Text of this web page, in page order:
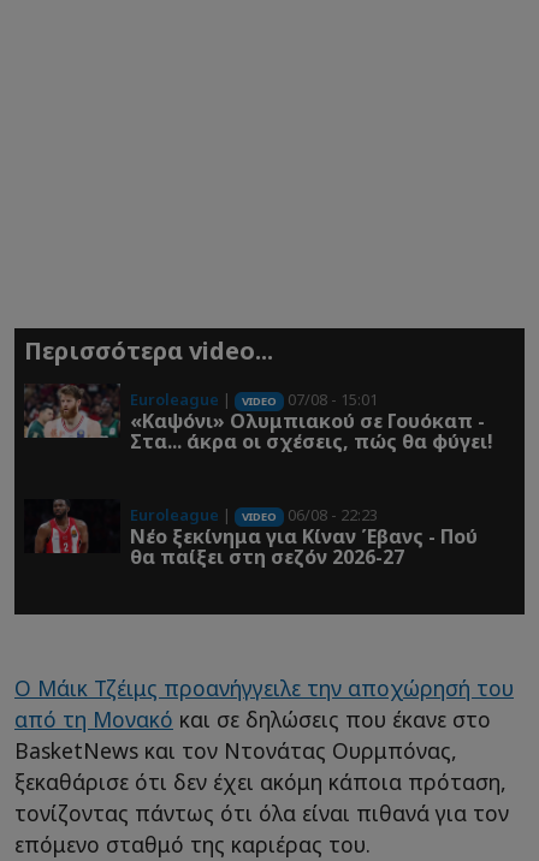
Περισσότερα video...
Euroleague | VIDEO 07/08 - 15:01
«Καψόνι» Ολυμπιακού σε Γουόκαπ -
Στα... άκρα οι σχέσεις, πώς θα φύγει!
Euroleague | VIDEO 06/08 - 22:23
Νέο ξεκίνημα για Κίναν Έβανς - Πού
θα παίξει στη σεζόν 2026-27
Ο Μάικ Τζέιμς προανήγγειλε την αποχώρησή του
από τη Μονακό και σε δηλώσεις που έκανε στο
BasketNews και τον Ντονάτας Ουρμπόνας,
ξεκαθάρισε ότι δεν έχει ακόμη κάποια πρόταση,
τονίζοντας πάντως ότι όλα είναι πιθανά για τον
επόμενο σταθμό της καριέρας του.